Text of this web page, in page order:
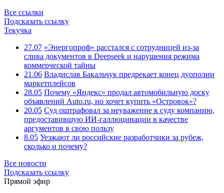
Все ссылки
Подсказать ссылку
Текучка
27.07 «Энергопроф» расстался с сотрудницей из-за
слива документов в Deepseek и нарушения режима
коммерческой тайны
21.06 Владислав Бакальчук предрекает конец дуополии
маркетплейсов
28.05 Почему «Яндекс» продал автомобильную доску
объявлений Auto.ru, но хочет купить «Островок»?
20.05 Суд оштрафовал за неуважение к суду компанию,
предоставившую ИИ-галлюцинации в качестве
аргументов в свою пользу
8.05 Уезжают ли российские разработчики за рубеж,
сколько и почему?
Все новости
Подсказать ссылку
Прямой эфир